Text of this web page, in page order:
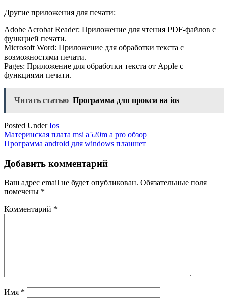
Другие приложения для печати:
Adobe Acrobat Reader: Приложение для чтения PDF-файлов с
функцией печати.
Microsoft Word: Приложение для обработки текста с
возможностями печати.
Pages: Приложение для обработки текста от Apple с
функциями печати.
Читать статью Программа для прокси на ios
Posted UnderIos
Навигация
по
записям
Материнская плата msi a520m a pro обзор
Программа android для windows планшет
Добавить комментарий
Ваш адрес email не будет опубликован. Обязательные поля
помечены *
Комментарий *
Имя *